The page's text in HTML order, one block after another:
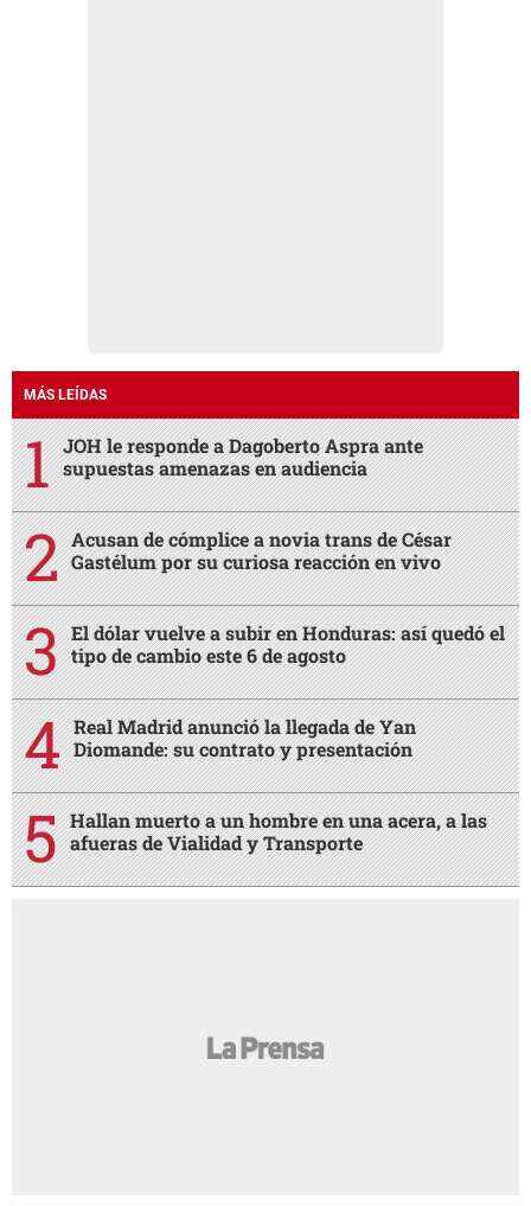
MÁS LEÍDAS
JOH le responde a Dagoberto Aspra ante
supuestas amenazas en audiencia
Acusan de cómplice a novia trans de César
Gastélum por su curiosa reacción en vivo
El dólar vuelve a subir en Honduras: así quedó el
tipo de cambio este 6 de agosto
Real Madrid anunció la llegada de Yan
Diomande: su contrato y presentación
Hallan muerto a un hombre en una acera, a las
afueras de Vialidad y Transporte